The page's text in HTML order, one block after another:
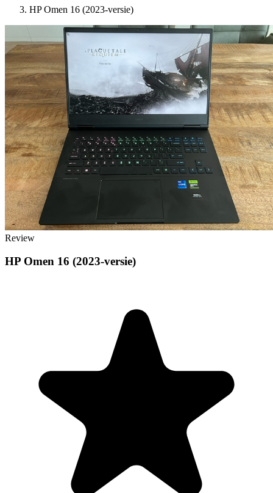
HP Omen 16 (2023-versie)
Review
HP Omen 16 (2023-versie)